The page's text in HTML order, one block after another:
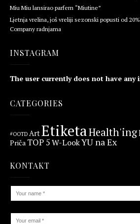
Miu Miu lansirao parfem “Miutine”
Ljetnja vrelina, još vreliji sezonski popusti od
Company radnjama
INSTAGRAM
The user currently does not have any
CATEGORIES
#OOTD ArtEtiketaHealth'ing
Priča TOP 5W-LookYU na Ex
KONTAKT